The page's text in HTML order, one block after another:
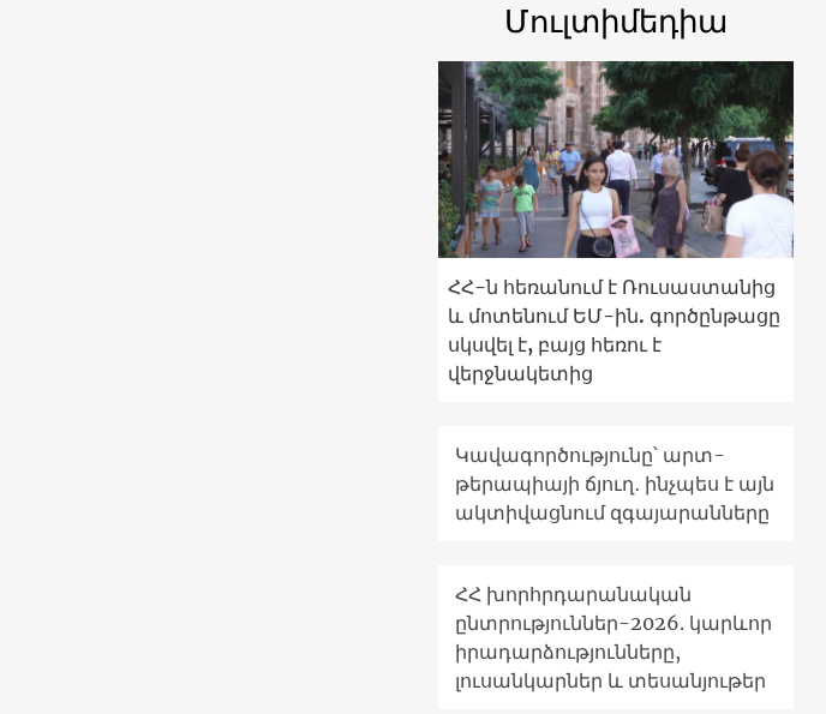
Մուլտիմեդիա
ՀՀ-ն հեռանում է Ռուսաստանից
և մոտենում ԵՄ-ին. գործընթացը
սկսվել է, բայց հեռու է
վերջնակետից
Կավագործությունը՝ արտ-
թերապիայի ճյուղ․ ինչպես է այն
ակտիվացնում զգայարանները
ՀՀ խորհրդարանական
ընտրություններ-2026. կարևոր
իրադարձությունները,
լուսանկարներ և տեսանյութեր